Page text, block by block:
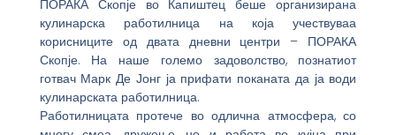
ПОРАКА Скопје во Капиштец беше организирана
кулинарска работилница на која учествуваа
корисниците од двата дневни центри – ПОРАКА
Скопје. На наше големо задоволство, познатиот
готвач Марк Де Јонг ја прифати поканата да ја води
кулинарската работилница.
Работилницата протече во одлична атмосфера, со